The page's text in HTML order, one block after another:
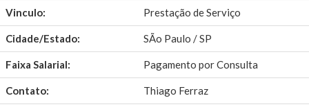
Vinculo: Prestação de Serviço
Cidade/Estado: SÃo Paulo / SP
Faixa Salarial: Pagamento por Consulta
Contato: Thiago Ferraz